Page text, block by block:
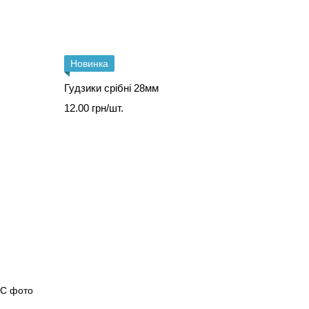
Новинка
Гудзики срібні 28мм
12.00 грн/шт.